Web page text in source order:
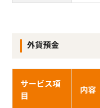
外貨預金
サービス項
目
内容